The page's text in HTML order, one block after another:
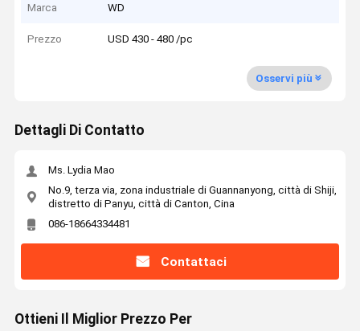
Marca WD
Prezzo USD 430 - 480 /pc
Osservi più
Dettagli Di Contatto
Ms. Lydia Mao
No.9, terza via, zona industriale di Guannanyong, città di Shiji,
distretto di Panyu, città di Canton, Cina
086-18664334481
Contattaci
Ottieni Il Miglior Prezzo Per